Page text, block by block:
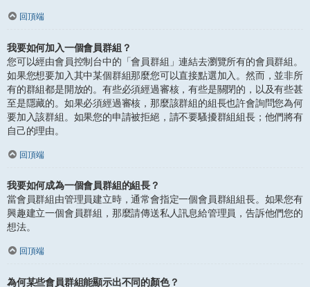
回頂端
我要如何加入一個會員群組？
您可以經由會員控制台中的「會員群組」連結去瀏覽所有的會員群組。
如果您想要加入其中某個群組那麼您可以直接點選加入。然而，並非所
有的群組都是開放的。有些必須經過審核，有些是關閉的，以及有些甚
至是隱藏的。如果必須經過審核，那麼該群組的組長也許會詢問您為何
要加入該群組。如果您的申請被拒絕，請不要騷擾群組組長；他們將有
自己的理由。
回頂端
我要如何成為一個會員群組的組長？
當會員群組由管理員建立時，通常會指定一個會員群組組長。如果您有
興趣建立一個會員群組，那麼請傳送私人訊息給管理員，告訴他們您的
想法。
回頂端
為何某些會員群組能顯示出不同的顏色？